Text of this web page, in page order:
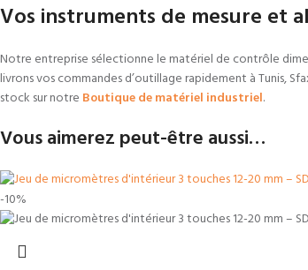
Vos instruments de mesure et
Notre entreprise sélectionne le matériel de contrôle
livrons vos commandes d’outillage rapidement à Tunis,
stock sur notre Boutique de matériel industriel.
Vous aimerez peut-être aussi…
-10%